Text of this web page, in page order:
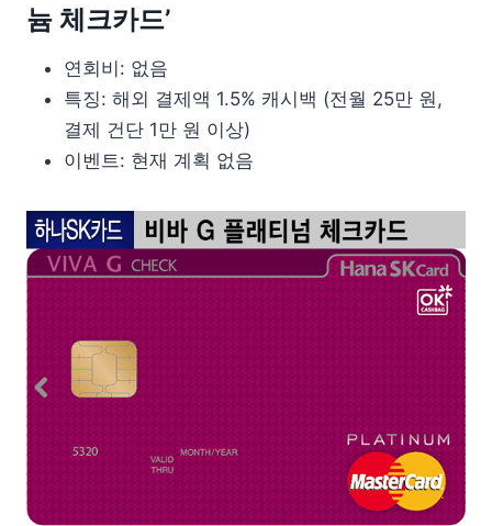
늄 체크카드’
연회비: 없음
특징: 해외 결제액 1.5% 캐시백 (전월 25만 원,
결제 건단 1만 원 이상)
이벤트: 현재 계획 없음